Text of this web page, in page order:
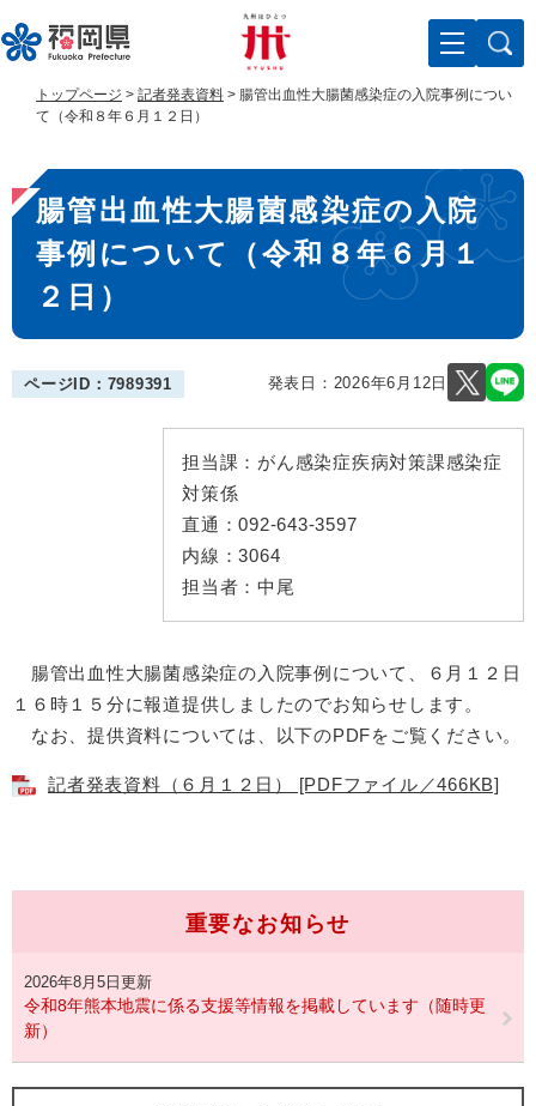
ー
ジ
す
。
ニ
ュ
し
て
トップページ > 記者発表資料 > 腸管出血性大腸菌感染症の入院事例につい
て（令和８年６月１２日）
本
文
腸管出血性大腸菌感染症の入院
事例について（令和８年６月１
２日）
ページID：7989391 発表日： 2026年6月12日
担当課： がん感染症疾病対策課感染症
対策係
直通：092-643-3597
内線：3064
担当者： 中尾
腸管出血性大腸菌感染症の入院事例について、６月１２日
１６時１５分に報道提供しましたのでお知らせします。
なお、提供資料については、以下のPDFをご覧ください。
記者発表資料（６月１２日） [PDFファイル／466KB]
重要なお知らせ
2026年8月5日更新
令和8年熊本地震に係る支援等情報を掲載しています（随時更
新）